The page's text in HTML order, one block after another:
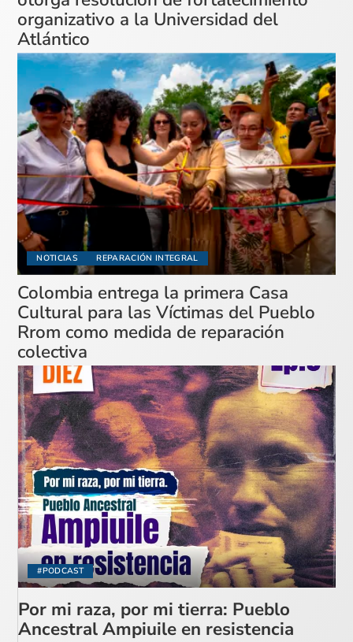
organizativo a la Universidad del
Atlántico
NOTICIAS REPARACIÓN INTEGRAL
Colombia entrega la primera Casa
Cultural para las Víctimas del Pueblo
Rrom como medida de reparación
colectiva
#PODCAST
Por mi raza, por mi tierra: Pueblo
Ancestral Ampiuile en resistencia